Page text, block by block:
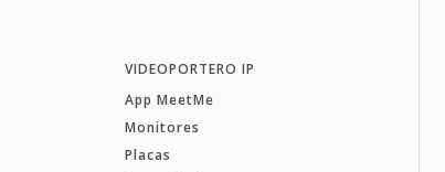
VIDEOPORTERO IP
App MeetMe
Monitores
Placas